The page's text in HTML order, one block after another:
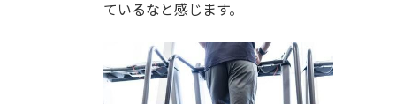
ているなと感じます。